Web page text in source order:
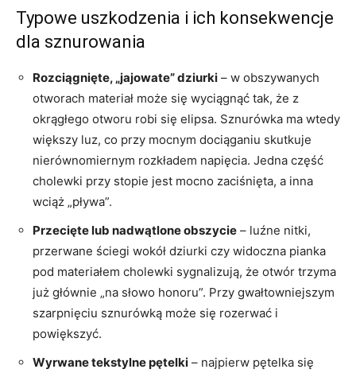
Typowe uszkodzenia i ich konsekwencje
dla sznurowania
Rozciągnięte, „jajowate” dziurki – w obszywanych
otworach materiał może się wyciągnąć tak, że z
okrągłego otworu robi się elipsa. Sznurówka ma wtedy
większy luz, co przy mocnym dociąganiu skutkuje
nierównomiernym rozkładem napięcia. Jedna część
cholewki przy stopie jest mocno zaciśnięta, a inna
wciąż „pływa”.
Przecięte lub nadwątlone obszycie – luźne nitki,
przerwane ściegi wokół dziurki czy widoczna pianka
pod materiałem cholewki sygnalizują, że otwór trzyma
już głównie „na słowo honoru”. Przy gwałtowniejszym
szarpnięciu sznurówką może się rozerwać i
powiększyć.
Wyrwane tekstylne pętelki – najpierw pętelka się